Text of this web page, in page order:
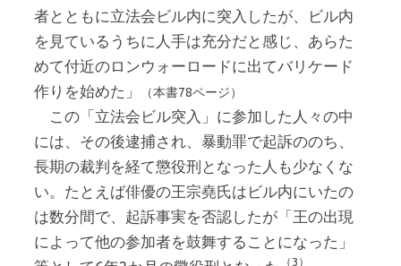
者とともに立法会ビル内に突入したが、ビル内
を見ているうちに人手は充分だと感じ、あらた
めて付近のロンウォーロードに出てバリケード
作りを始めた」
（本書78ページ）
この「立法会ビル突入」に参加した人々の中
には、その後逮捕され、暴動罪で起訴ののち、
長期の裁判を経て懲役刑となった人も少なくな
い。たとえば俳優の王宗堯氏はビル内にいたの
は数分間で、起訴事実を否認したが「王の出現
によって他の参加者を鼓舞することになった」
（3）